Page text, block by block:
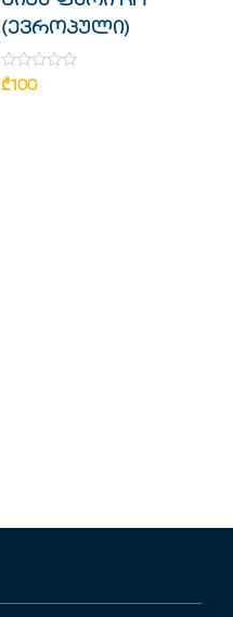
(ევროპული)
Rated
0
₾100